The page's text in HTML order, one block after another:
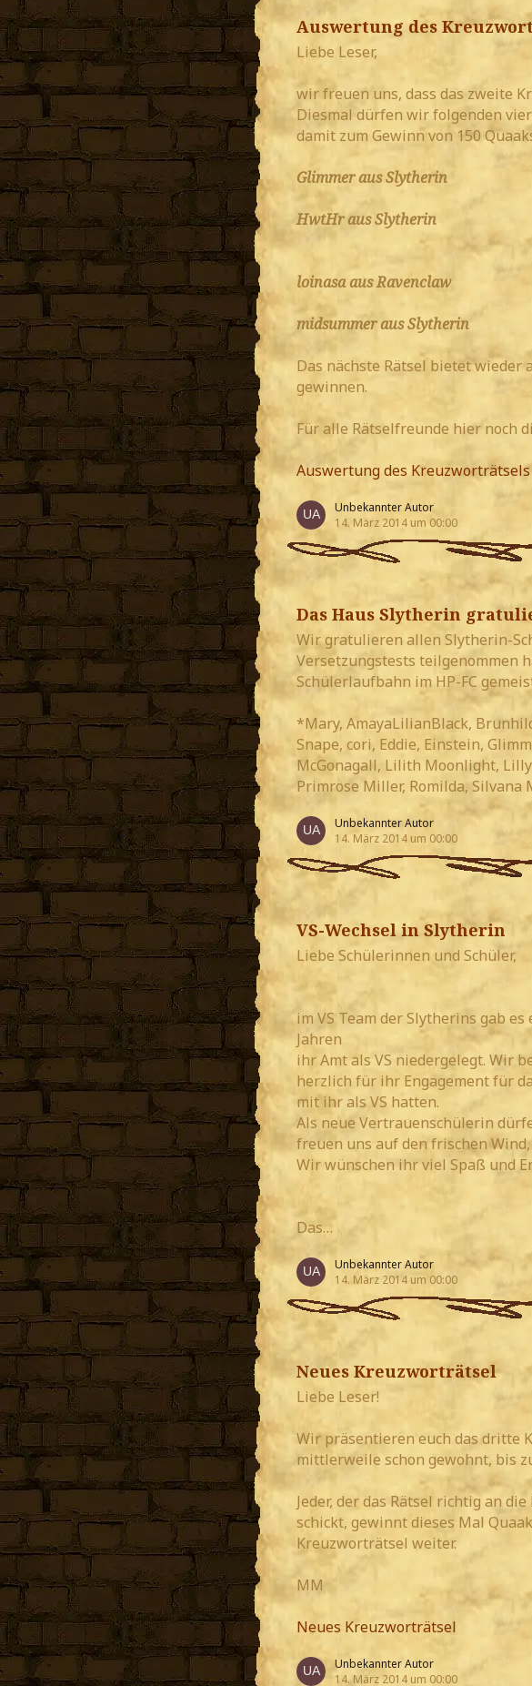
Auswertung des
Liebe Leser,
wir freuen uns, dass das zweite
Diesmal dürfen wir folgenden
damit zum Gewinn von 150
Glimmer aus Slytherin
HwtHr aus Slytherin
loinasa aus Ravenclaw
midsummer aus Slytherin
Das nächste Rätsel bietet
gewinnen.
Für alle Rätselfreunde hier noch
Auswertung des Kreuzworträtsels
Unbekannter Autor
14. März 2014 um 00:00
Das Haus Slytherin
Wir gratulieren allen Slytherin-
Versetzungstests teilgenommen
Schülerlaufbahn im HP-FC
*Mary, AmayaLilianBlack,
Snape, cori, Eddie, Einstein,
McGonagall, Lilith Moonlight,
Primrose Miller, Romilda, Silvana
Unbekannter Autor
14. März 2014 um 00:00
VS-Wechsel in Slytherin
Liebe Schülerinnen und Schüler,
im VS Team der Slytherins gab
Jahren
ihr Amt als VS niedergelegt. Wir
herzlich für ihr Engagement für
mit ihr als VS hatten.
Als neue Vertrauenschülerin
freuen uns auf den frischen
Wir wünschen ihr viel Spaß und
Das…
Unbekannter Autor
14. März 2014 um 00:00
Neues Kreuzworträtsel
Liebe Leser!
Wir präsentieren euch das dritte
mittlerweile schon gewohnt, bis
Jeder, der das Rätsel richtig an
schickt, gewinnt dieses Mal
Kreuzworträtsel weiter.
MM
Neues Kreuzworträtsel
Unbekannter Autor
14. März 2014 um 00:00